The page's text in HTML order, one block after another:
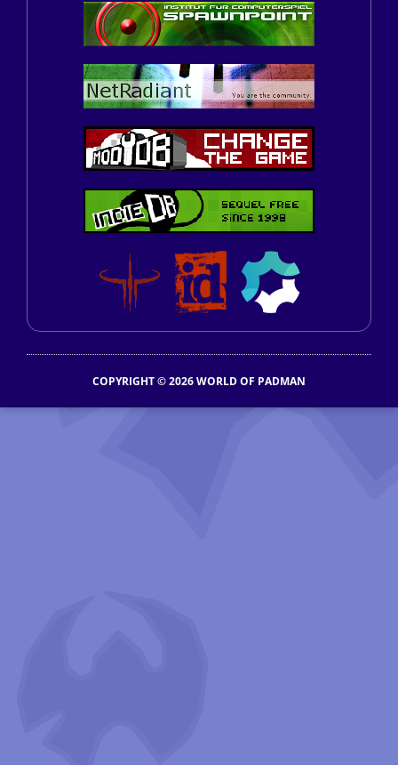
COPYRIGHT © 2026 WORLD OF PADMAN